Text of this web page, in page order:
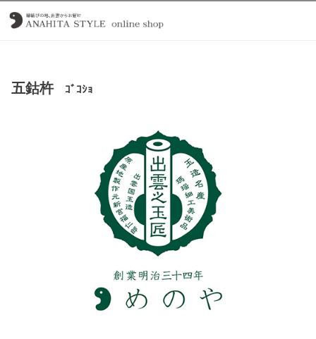
五鈷杵 ｺﾞｺｼｮ